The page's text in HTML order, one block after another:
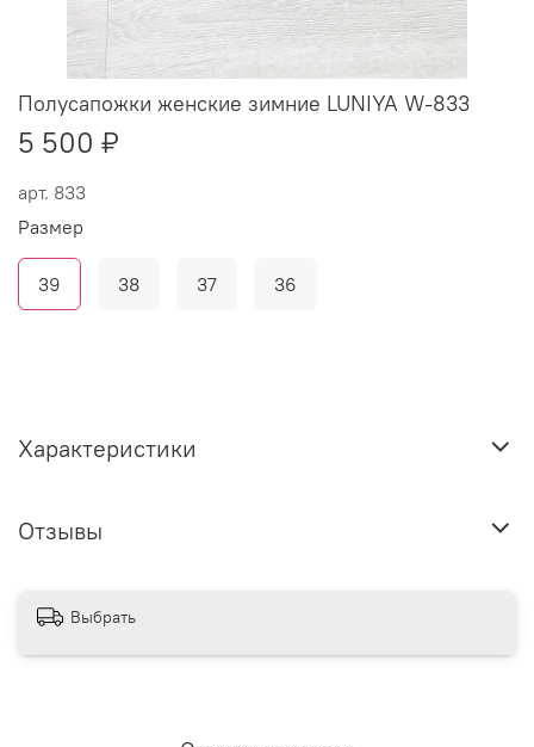
арт. 833
Полусапожки женские зимние LUNIYA W-833
5 500 ₽
Размер
39 38 37 36
Характеристики
Отзывы
Выбрать